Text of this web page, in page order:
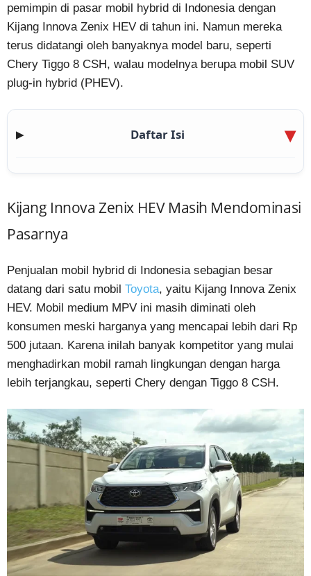
pemimpin di pasar mobil hybrid di Indonesia dengan
Kijang Innova Zenix HEV di tahun ini. Namun mereka
terus didatangi oleh banyaknya model baru, seperti
Chery Tiggo 8 CSH, walau modelnya berupa mobil SUV
plug-in hybrid (PHEV).
▶ Daftar Isi
Kijang Innova Zenix HEV Masih Mendominasi
Pasarnya
Penjualan mobil hybrid di Indonesia sebagian besar
datang dari satu mobil Toyota, yaitu Kijang Innova Zenix
HEV. Mobil medium MPV ini masih diminati oleh
konsumen meski harganya yang mencapai lebih dari Rp
500 jutaan. Karena inilah banyak kompetitor yang mulai
menghadirkan mobil ramah lingkungan dengan harga
lebih terjangkau, seperti Chery dengan Tiggo 8 CSH.